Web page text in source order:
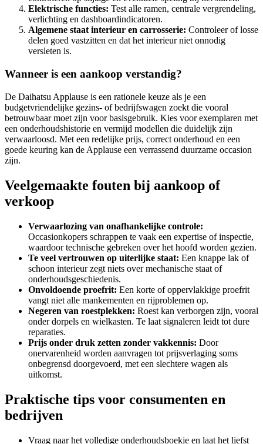
Elektrische functies: Test alle ramen, centrale vergrendeling,
verlichting en dashboardindicatoren.
Algemene staat interieur en carrosserie: Controleer of losse
delen goed vastzitten en dat het interieur niet onnodig
versleten is.
Wanneer is een aankoop verstandig?
De Daihatsu Applause is een rationele keuze als je een
budgetvriendelijke gezins- of bedrijfswagen zoekt die vooral
betrouwbaar moet zijn voor basisgebruik. Kies voor exemplaren met
een onderhoudshistorie en vermijd modellen die duidelijk zijn
verwaarloosd. Met een redelijke prijs, correct onderhoud en een
goede keuring kan de Applause een verrassend duurzame occasion
zijn.
Veelgemaakte fouten bij aankoop of
verkoop
Verwaarlozing van onafhankelijke controle:
Occasionkopers schrappen te vaak een expertise of inspectie,
waardoor technische gebreken over het hoofd worden gezien.
Te veel vertrouwen op uiterlijke staat: Een knappe lak of
schoon interieur zegt niets over mechanische staat of
onderhoudsgeschiedenis.
Onvoldoende proefrit: Een korte of oppervlakkige proefrit
vangt niet alle mankementen en rijproblemen op.
Negeren van roestplekken: Roest kan verborgen zijn, vooral
onder dorpels en wielkasten. Te laat signaleren leidt tot dure
reparaties.
Prijs onder druk zetten zonder vakkennis: Door
onervarenheid worden aanvragen tot prijsverlaging soms
onbegrensd doorgevoerd, met een slechtere wagen als
uitkomst.
Praktische tips voor consumenten en
bedrijven
Vraag naar het volledige onderhoudsboekje en laat het liefst